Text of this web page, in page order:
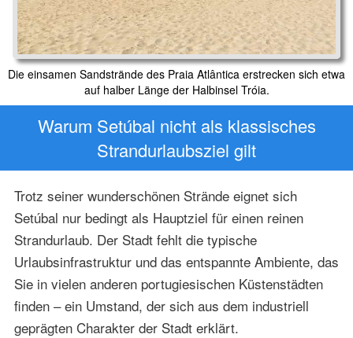
Die einsamen Sandstrände des Praia Atlântica erstrecken sich etwa
auf halber Länge der Halbinsel Tróia.
Warum Setúbal nicht als klassisches
Strandurlaubsziel gilt
Trotz seiner wunderschönen Strände eignet sich
Setúbal nur bedingt als Hauptziel für einen reinen
Strandurlaub. Der Stadt fehlt die typische
Urlaubsinfrastruktur und das entspannte Ambiente, das
Sie in vielen anderen portugiesischen Küstenstädten
finden – ein Umstand, der sich aus dem industriell
geprägten Charakter der Stadt erklärt.